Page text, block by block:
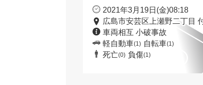
2021年3月19日(金)08:18
広島市安芸区上瀬野二丁目
車両相互 小破事故
軽自動車(1) 自転車(1)
死亡(0) 負傷(1)